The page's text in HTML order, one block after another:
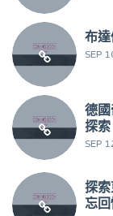
布
SEP
德
探索
SEP
探
忘